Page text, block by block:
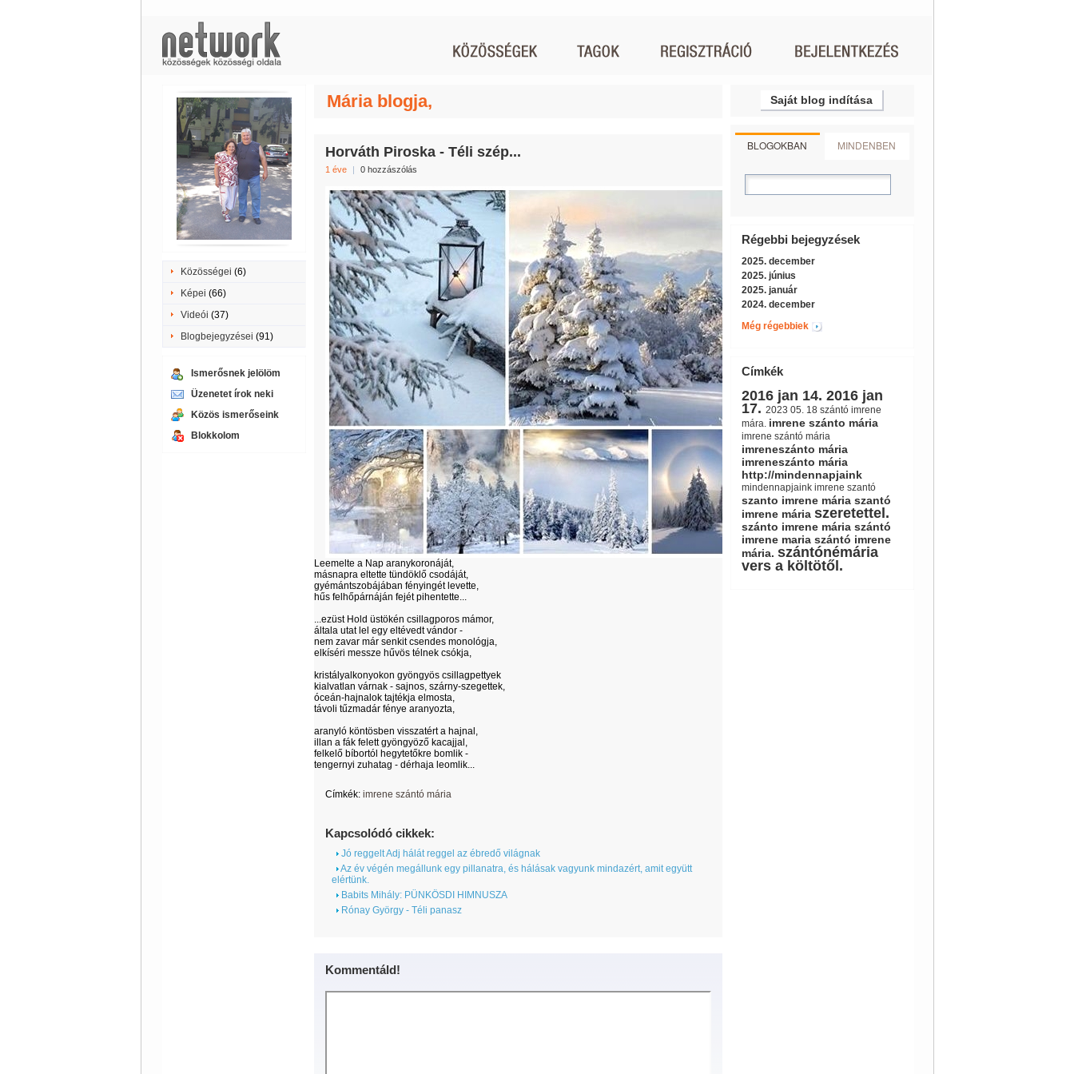
Közösségei (6)
Képei (66)
Videói (37)
Blogbejegyzései (91)
Ismerősnek jelölöm
Üzenetet írok neki
Közös ismerőseink
Blokkolom
Mária blogja,
Horváth Piroska - Téli szép...
1 éve | 0 hozzászólás
Leemelte a Nap aranykoronáját,
másnapra eltette tündöklő csodáját,
gyémántszobájában fényingét levette,
hűs felhőpárnáján fejét pihentette...
...ezüst Hold üstökén csillagporos mámor,
általa utat lel egy eltévedt vándor -
nem zavar már senkit csendes monológja,
elkíséri messze hűvös télnek csókja,
kristályalkonyokon gyöngyös csillagpettyek
kialvatlan várnak - sajnos, szárny-szegettek,
óceán-hajnalok tajtékja elmosta,
távoli tűzmadár fénye aranyozta,
aranyló köntösben visszatért a hajnal,
illan a fák felett gyöngyöző kacajjal,
felkelő bíbortól hegytetőkre bomlik -
tengernyi zuhatag - dérhaja leomlik...
Címkék: imrene szántó mária
Kapcsolódó cikkek:
Jó reggelt Adj hálát reggel az ébredő világnak
Az év végén megállunk egy pillanatra, és hálásak vagyunk mindazért, amit együtt
elértünk.
Babits Mihály: PÜNKÖSDI HIMNUSZA
Rónay György - Téli panasz
Kommentáld!
Saját blog indítása
BLOGOKBAN MINDENBEN
Régebbi bejegyzések
2025. december
2025. június
2025. január
2024. december
Még régebbiek
Címkék
2016 jan 14. 2016 jan
17. 2023 05. 18 szántó imrene
mára. imrene szánto mária
imrene szántó mária
imreneszánto mária
imreneszánto mária
http://mindennapjaink
mindennapjaink imrene szantó
szanto imrene mária szantó
imrene mária szeretettel.
szánto imrene mária szántó
imrene maria szántó imrene
mária. szántónémária
vers a költötől.